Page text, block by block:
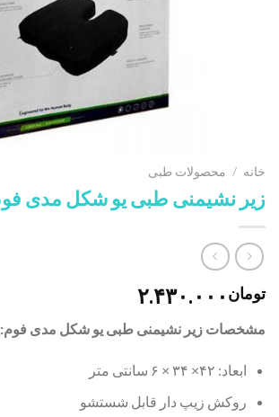
خانه / محصولات طبی
زیر نشیمنی طبی یو شکل مدی
تومان ۲.۴۳۰.۰۰۰
مشخصات زیر نشیمنی طبی یو شکل مدی فوم:
ابعاد: ۴۲× ۳۴ × ۶ سانتی متر
روکش زیپ دار قابل شستشو